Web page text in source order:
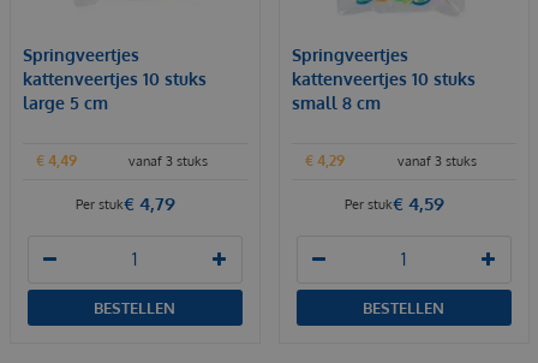
Springveertjes
kattenveertjes 10 stuks
large 5 cm
vanaf 3 stuks
€ 4,49
€ 4,79
Per stuk
BESTELLEN
Springveertjes
kattenveertjes 10 stuks
small 8 cm
vanaf 3 stuks
€ 4,29
€ 4,59
Per stuk
BESTELLEN